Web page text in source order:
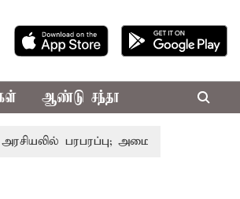
ஆண்டு சந்தா
பரபரப்பு; அமைச்சர் ஆனந்த் உடன்